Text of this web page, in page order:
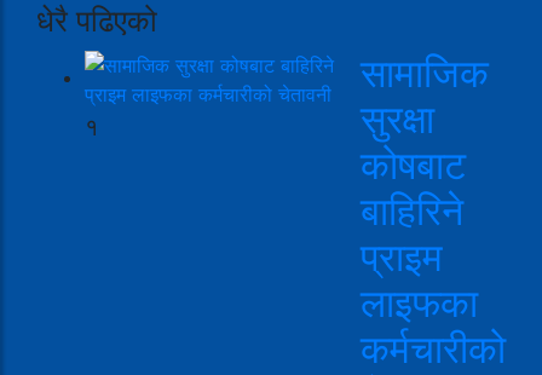
धेरै पढिएको
१
सामाजिक
सुरक्षा
कोषबाट
बाहिरिने
प्राइम
लाइफका
कर्मचारीको